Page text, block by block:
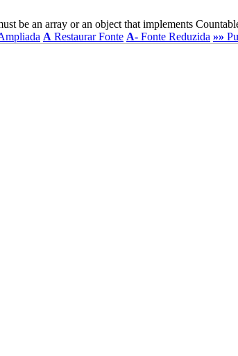
be an array or an object that implements
A Restaurar Fonte A- Fonte Reduzida »»